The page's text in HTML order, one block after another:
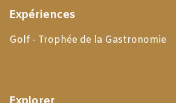
Expériences
Golf - Trophée de la Gastronomie